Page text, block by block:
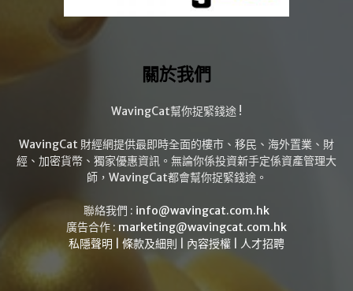
關於我們
WavingCat幫你捉緊錢途 !
WavingCat 財經網提供最即時全面的樓市、移民、海外置業、財
經、加密貨幣、獨家優惠資訊。無論你係投資新手定係資產管理大
師，WavingCat都會幫你捉緊錢途。
聯絡我們 : info@wavingcat.com.hk
廣告合作 : marketing@wavingcat.com.hk
私隱聲明
條款及細則 內容授權 人才招聘